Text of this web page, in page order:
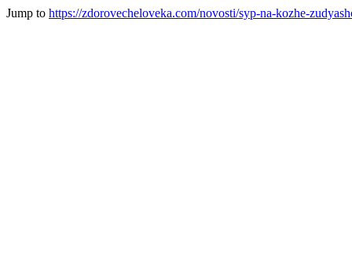
Jump to https://zdorovecheloveka.com/novosti/syp-na-kozhe-